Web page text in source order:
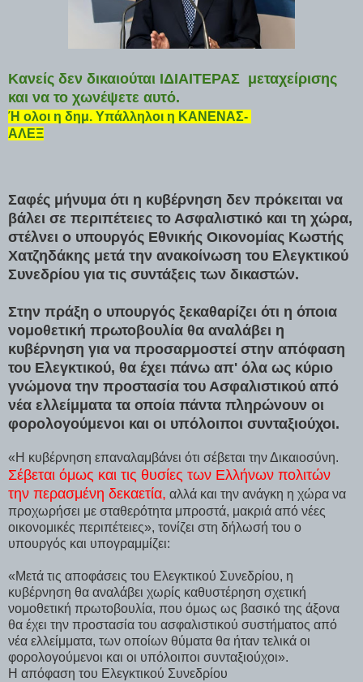
Κανείς δεν δικαιούται ΙΔΙΑΙΤΕΡΑΣ μεταχείρισης
και να το χωνέψετε αυτό.
Ή ολοι η δημ. Υπάλληλοι η ΚΑΝΕΝΑΣ-
ΑΛΕΞ
Σαφές μήνυμα ότι η κυβέρνηση δεν πρόκειται να
βάλει σε περιπέτειες το Ασφαλιστικό και τη χώρα,
στέλνει ο υπουργός Εθνικής Οικονομίας Κωστής
Χατζηδάκης μετά την ανακοίνωση του Ελεγκτικού
Συνεδρίου για τις συντάξεις των δικαστών.
Στην πράξη ο υπουργός ξεκαθαρίζει ότι η όποια
νομοθετική πρωτοβουλία θα αναλάβει η
κυβέρνηση για να προσαρμοστεί στην απόφαση
του Ελεγκτικού, θα έχει πάνω απ' όλα ως κύριο
γνώμονα την προστασία του Ασφαλιστικού από
νέα ελλείμματα τα οποία πάντα πληρώνουν οι
φορολογούμενοι και οι υπόλοιποι συνταξιούχοι.
«Η κυβέρνηση επαναλαμβάνει ότι σέβεται την Δικαιοσύνη.
Σέβεται όμως και τις θυσίες των Ελλήνων πολιτών
την περασμένη δεκαετία, αλλά και την ανάγκη η χώρα να
προχωρήσει με σταθερότητα μπροστά, μακριά από νέες
οικονομικές περιπέτειες», τονίζει στη δήλωσή του ο
υπουργός και υπογραμμίζει:
«Μετά τις αποφάσεις του Ελεγκτικού Συνεδρίου, η
κυβέρνηση θα αναλάβει χωρίς καθυστέρηση σχετική
νομοθετική πρωτοβουλία, που όμως ως βασικό της άξονα
θα έχει την προστασία του ασφαλιστικού συστήματος από
νέα ελλείμματα, των οποίων θύματα θα ήταν τελικά οι
φορολογούμενοι και οι υπόλοιποι συνταξιούχοι».
Η απόφαση του Ελεγκτικού Συνεδρίου